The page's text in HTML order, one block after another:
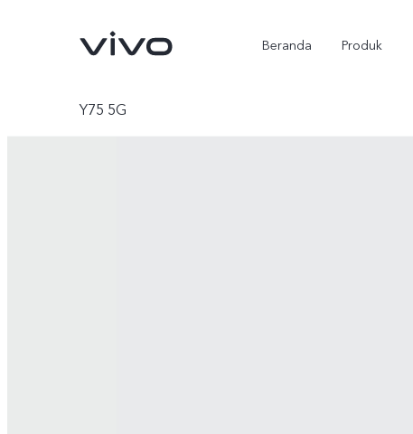
Beranda Produk
Y75 5G